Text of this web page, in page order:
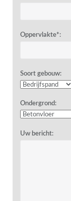
Oppervlakte*:
Soort gebouw:
Ondergrond:
Uw bericht: